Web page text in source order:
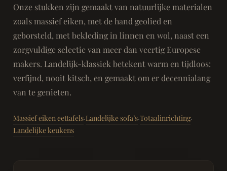
Onze stukken zijn gemaakt van natuurlijke materialen
zoals massief eiken, met de hand geolied en
geborsteld, met bekleding in linnen en wol, naast een
zorgvuldige selectie van meer dan veertig Europese
makers. Landelijk-klassiek betekent warm en tijdloos:
verfijnd, nooit kitsch, en gemaakt om er decennialang
van te genieten.
Massief eiken eettafels·Landelijke sofa’s·Totaalinrichting·
Landelijke keukens